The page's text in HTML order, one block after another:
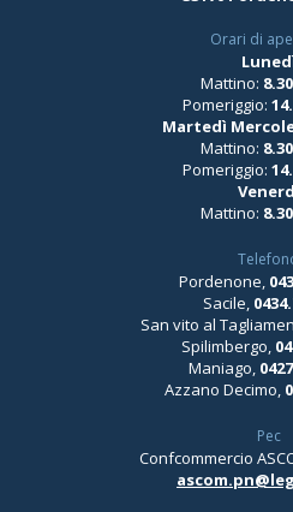
Orari di
Mattino:
Pomeriggio:
Martedì
Mattino:
Pomeriggio:
Mattino:
Pordenone,
Sacile,
San vito al
Spilimbergo,
Maniago,
Azzano Decimo,
Pec
Confcommercio